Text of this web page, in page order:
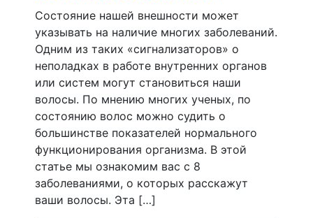
Состояние нашей внешности может
указывать на наличие многих заболеваний.
Одним из таких «сигнализаторов» о
неполадках в работе внутренних органов
или систем могут становиться наши
волосы. По мнению многих ученых, по
состоянию волос можно судить о
большинстве показателей нормального
функционирования организма. В этой
статье мы ознакомим вас с 8
заболеваниями, о которых расскажут
ваши волосы. Эта […]